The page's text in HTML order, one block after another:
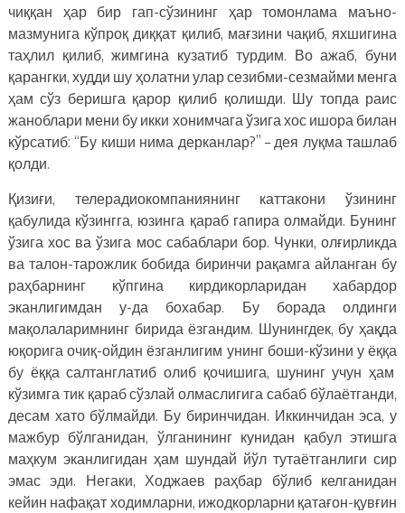
чиққан ҳар бир гап-сўзининг ҳар томонлама маъно-
мазмунига кўпроқ диққат қилиб, мағзини чақиб, яхшигина
таҳлил қилиб, жимгина кузатиб турдим. Во ажаб, буни
қарангки, худди шу ҳолатни улар сезибми-сезмайми менга
ҳам сўз беришга қарор қилиб қолишди. Шу топда раис
жаноблари мени бу икки хонимчага ўзига хос ишора билан
кўрсатиб: “Бу киши нима дерканлар?” – дея луқма ташлаб
қолди.
Қизиғи, телерадиокомпаниянинг каттакони ўзининг
қабулида кўзингга, юзинга қараб гапира олмайди. Бунинг
ўзига хос ва ўзига мос сабаблари бор. Чунки, олғирликда
ва талон-тарожлик бобида биринчи рақамга айланган бу
раҳбарнинг кўпгина кирдикорларидан хабардор
эканлигимдан у-да бохабар. Бу борада олдинги
мақолаларимнинг бирида ёзгандим. Шунингдек, бу ҳақда
юқорига очиқ-ойдин ёзганлигим унинг боши-кўзини у ёққа
бу ёққа салтанглатиб олиб қочишига, шунинг учун ҳам
кўзимга тик қараб сўзлай олмаслигига сабаб бўлаётганди,
десам хато бўлмайди. Бу биринчидан. Иккинчидан эса, у
мажбур бўлганидан, ўлганининг кунидан қабул этишга
маҳкум эканлигидан ҳам шундай йўл тутаётганлиги сир
эмас эди. Негаки, Ходжаев раҳбар бўлиб келганидан
кейин нафақат ходимларни, ижодкорларни қатағон-қувғин